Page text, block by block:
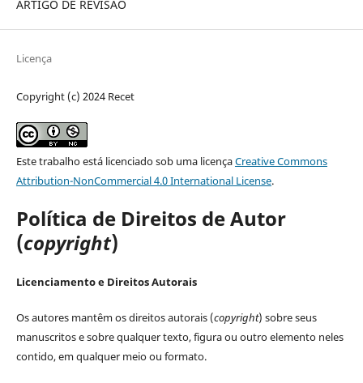
ARTIGO DE REVISÃO
Licença
Copyright (c) 2024 Recet
Este trabalho está licenciado sob uma licençaCreative Commons
Attribution-NonCommercial 4.0 International License.
Política de Direitos de Autor
(copyright)
Licenciamento e Direitos Autorais
Os autores mantêm os direitos autorais (copyright) sobre seus
manuscritos e sobre qualquer texto, figura ou outro elemento neles
contido, em qualquer meio ou formato.